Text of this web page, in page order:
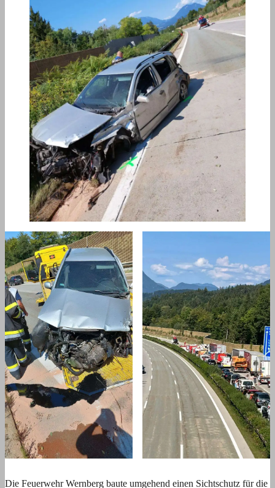
Die Feuerwehr Wernberg baute umgehend einen Sichtschutz für die